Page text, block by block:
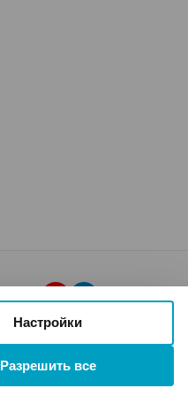
Настройки
Разрешить все